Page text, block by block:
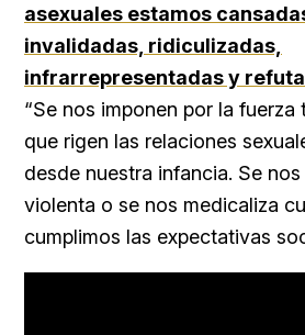
asexuales estamos
invalidadas, ridiculizadas,
infrarrepresentadas y
“Se nos imponen por la fuerza
que rigen las relaciones
desde nuestra infancia. Se
violenta o se nos medicaliza
cumplimos las expectativas